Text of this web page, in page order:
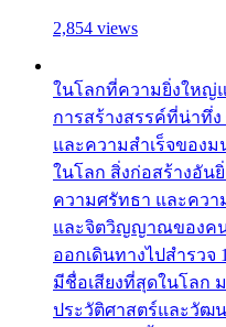
2,854 views
ในโลกที่ความยิ่งใหญ่
การสร้างสรรค์ที่น่าทึ่
และความสำเร็จของ
ในโลก สิ่งก่อสร้างอัน
ความศรัทธา และคว
และจิตวิญญาณของคน
ออกเดินทางไปสำรว
มีชื่อเสียงที่สุดในโลก
ประวัติศาสตร์และวัฒ